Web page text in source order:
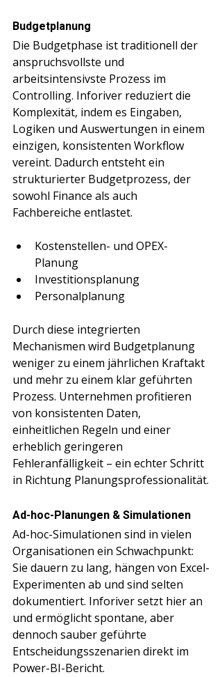
Budgetplanung
Die Budgetphase ist traditionell der
anspruchsvollste und
arbeitsintensivste Prozess im
Controlling. Inforiver reduziert die
Komplexität, indem es Eingaben,
Logiken und Auswertungen in einem
einzigen, konsistenten Workflow
vereint. Dadurch entsteht ein
strukturierter Budgetprozess, der
sowohl Finance als auch
Fachbereiche entlastet.
Kostenstellen- und OPEX-
Planung
Investitionsplanung
Personalplanung
Durch diese integrierten
Mechanismen wird Budgetplanung
weniger zu einem jährlichen Kraftakt
und mehr zu einem klar geführten
Prozess. Unternehmen profitieren
von konsistenten Daten,
einheitlichen Regeln und einer
erheblich geringeren
Fehleranfälligkeit – ein echter Schritt
in Richtung Planungsprofessionalität.
Ad-hoc-Planungen & Simulationen
Ad-hoc-Simulationen sind in vielen
Organisationen ein Schwachpunkt:
Sie dauern zu lang, hängen von Excel-
Experimenten ab und sind selten
dokumentiert. Inforiver setzt hier an
und ermöglicht spontane, aber
dennoch sauber geführte
Entscheidungsszenarien direkt im
Power-BI-Bericht.